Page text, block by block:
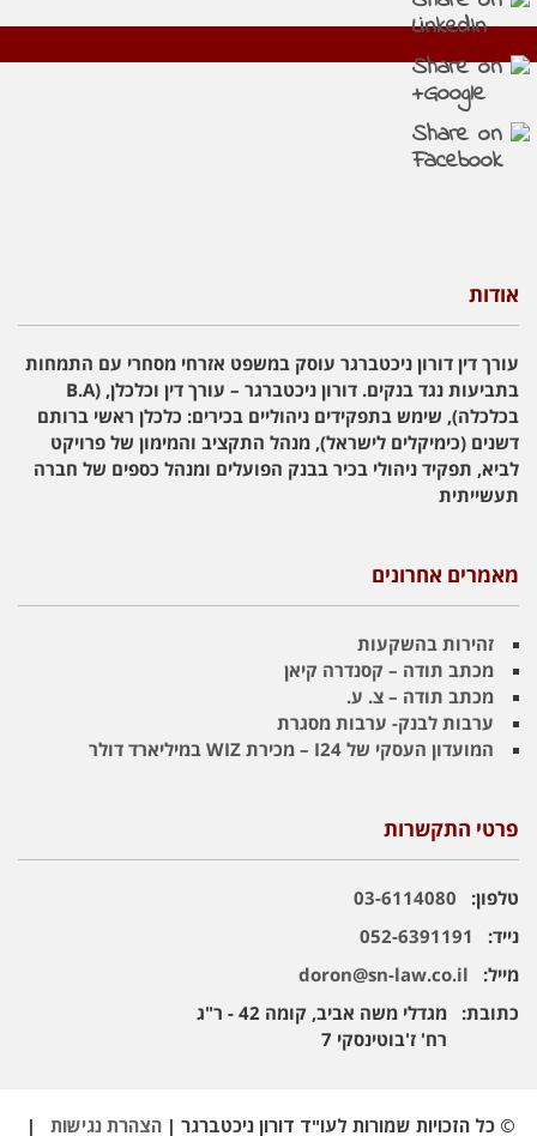
אודות
עורך דין דורון ניכטברגר עוסק במשפט אזרחי מסחרי עם התמחות
בתביעות נגד בנקים. דורון ניכטברגר – עורך דין וכלכלן, (B.A
בכלכלה), שימש בתפקידים ניהוליים בכירים: כלכלן ראשי ברותם
דשנים (כימיקלים לישראל), מנהל התקציב והמימון של פרויקט
לביא, תפקיד ניהולי בכיר בבנק הפועלים ומנהל כספים של חברה
תעשייתית
מאמרים אחרונים
זהירות בהשקעות
מכתב תודה – קסנדרה קיאן
מכתב תודה – צ. ע.
ערבות לבנק- ערבות מסגרת
המועדון העסקי של I24 – מכירת WIZ במיליארד דולר
פרטי התקשרות
טלפון: 03-6114080
נייד:
מייל:
doron@sn-law.co.il
כתובת:
מגדלי משה אביב, קומה 42 - ר"ג
רח' ז'בוטינסקי 7
© כל הזכויות שמורות לעו"ד דורון ניכטברגר | הצהרת נגישות |